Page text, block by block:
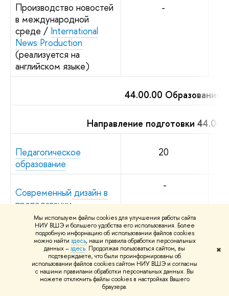
Мы используем файлы cookies для улучшения работы сайта
НИУ ВШЭ и большего удобства его использования. Более
подробную информацию об использовании файлов cookies
можно найти здесь, наши правила обработки персональных
данных –здесь. Продолжая пользоваться сайтом, вы
подтверждаете, что были проинформированы об
использовании файлов cookies сайтом НИУ ВШЭ и согласны
с нашими правилами обработки персональных данных. Вы
можете отключить файлы cookies в настройках Вашего
браузера.
✖
Производство новостей
в международной
среде / International
News Production
(реализуется на
английском языке)
-
44.00.00 Образование
Направление подготовки
Педагогическое
образование
20
Современный дизайн в
преподавании
изобразительного
искусства и технологии
в школе
-
45.00.00 Языкознание